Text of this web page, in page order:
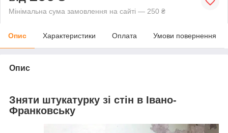
Мінімальна сума замовлення на сайті — 250 ₴
Опис Характеристики Оплата Умови повернення
Опис
Зняти штукатурку зі стін в Івано-
Франковську